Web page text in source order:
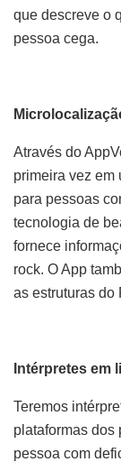
que descreve o
pessoa cega.
Através do
primeira vez em
para pessoas
tecnologia de
fornece
rock. O App
as estruturas do
Intérpretes em
Teremos
plataformas dos
pessoa com